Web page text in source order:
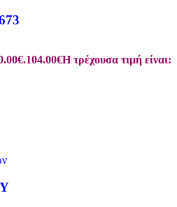
104.00€Η τρέχουσα τιμή είναι: